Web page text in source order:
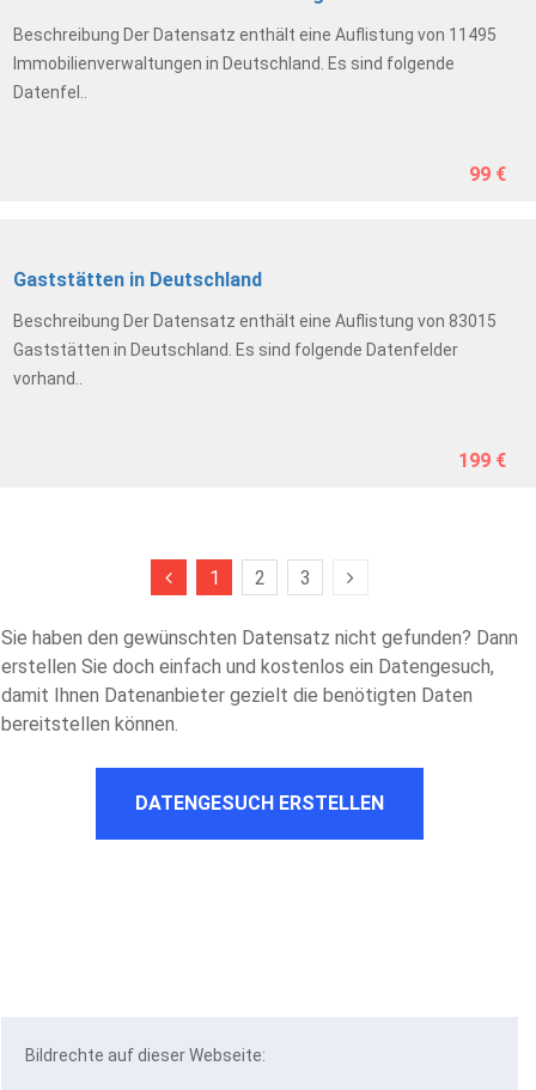
Beschreibung Der Datensatz enthält eine Auflistung von 11495
Immobilienverwaltungen in Deutschland. Es sind folgende
Datenfel..
99 €
Gaststätten in Deutschland
Beschreibung Der Datensatz enthält eine Auflistung von 83015
Gaststätten in Deutschland. Es sind folgende Datenfelder
vorhand..
199 €
1 2 3
Sie haben den gewünschten Datensatz nicht gefunden? Dann
erstellen Sie doch einfach und kostenlos ein Datengesuch,
damit Ihnen Datenanbieter gezielt die benötigten Daten
bereitstellen können.
DATENGESUCH ERSTELLEN
Bildrechte auf dieser Webseite: